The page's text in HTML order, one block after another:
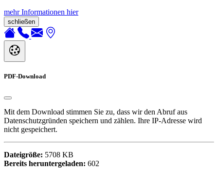
mehr Informationen hier
schließen
PDF-Download
Mit dem Download stimmen Sie zu, dass wir den Abruf aus
Datenschutzgründen speichern und zählen. Ihre IP-Adresse wird
nicht gespeichert.
Dateigröße: 5708 KB
Bereits heruntergeladen: 602